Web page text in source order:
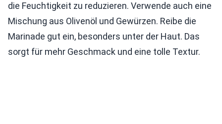
die Feuchtigkeit zu reduzieren. Verwende auch eine
Mischung aus Olivenöl und Gewürzen. Reibe die
Marinade gut ein, besonders unter der Haut. Das
sorgt für mehr Geschmack und eine tolle Textur.